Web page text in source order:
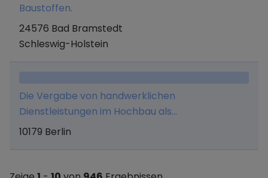
Baustoffen.
24576 Bad Bramstedt
Schleswig-Holstein
Die Vergabe von handwerklichen
Dienstleistungen im Hochbau als
Generalunternehmen, die Vermittlung solcher
10179 Berlin